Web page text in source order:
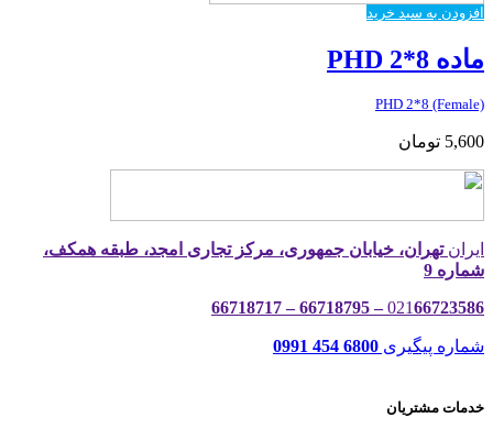
افزودن به سبد خرید
ماده PHD 2*8
PHD 2*8 (Female)
5,600 تومان
ایرانتهران، خیابان جمهوری، مرکز تجاری امجد، طبقه همکف،
شماره 9
02166723586 – 66718795 – 66718717
شماره پیگیری 6800 454 0991
خدمات مشتریان